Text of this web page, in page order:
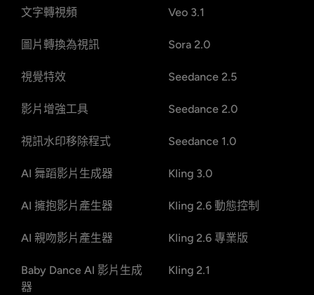
文字轉視頻
圖片轉換為視訊
視覺特效
影片增強工具
視訊水印移除程式
AI 舞蹈影片生成器
AI 擁抱影片產生器
AI 親吻影片產生器
Baby Dance AI 影片生成
器
Veo 3.1
Sora 2.0
Seedance 2.5
Seedance 2.0
Seedance 1.0
Kling 3.0
Kling 2.6 動態控制
Kling 2.6 專業版
Kling 2.1